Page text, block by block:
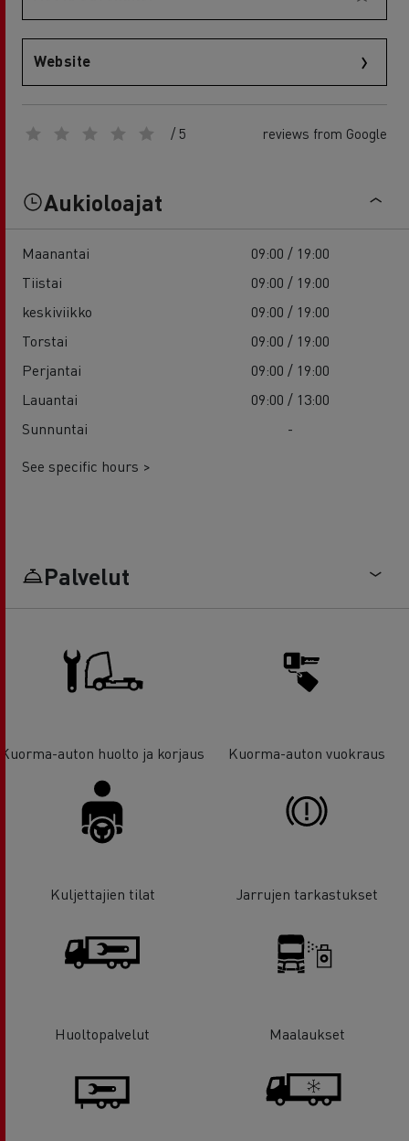
Website
/ 5 reviews from Google
Aukioloajat
Maanantai
09:00 / 19:00
Tiistai
09:00 / 19:00
keskiviikko
09:00 / 19:00
Torstai
09:00 / 19:00
Perjantai
09:00 / 19:00
Lauantai
09:00 / 13:00
Sunnuntai
-
See specific hours >
Palvelut
Kuorma-auton huolto ja korjaus Kuorma-auton vuokraus
Kuljettajien tilat Jarrujen tarkastukset
Huoltopalvelut Maalaukset